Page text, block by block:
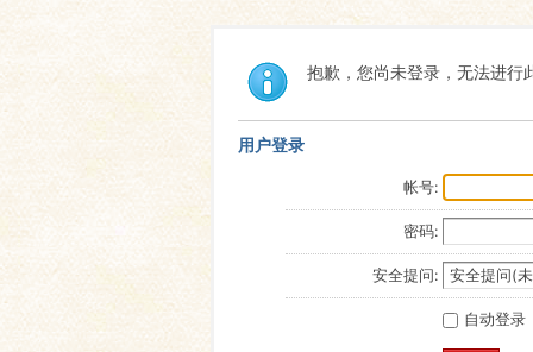
抱歉，您尚未登录，无法进行
用户登录
帐号:
密码:
安全提问:
自动登录